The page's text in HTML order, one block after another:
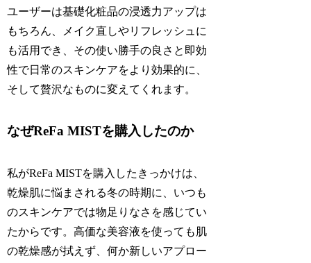
ユーザーは基礎化粧品の浸透力アップは
もちろん、メイク直しやリフレッシュに
も活用でき、その使い勝手の良さと即効
性で日常のスキンケアをより効果的に、
そして贅沢なものに変えてくれます。
なぜReFa MISTを購入したのか
私がReFa MISTを購入したきっかけは、
乾燥肌に悩まされる冬の時期に、いつも
のスキンケアでは物足りなさを感じてい
たからです。高価な美容液を使っても肌
の乾燥感が拭えず、何か新しいアプロー